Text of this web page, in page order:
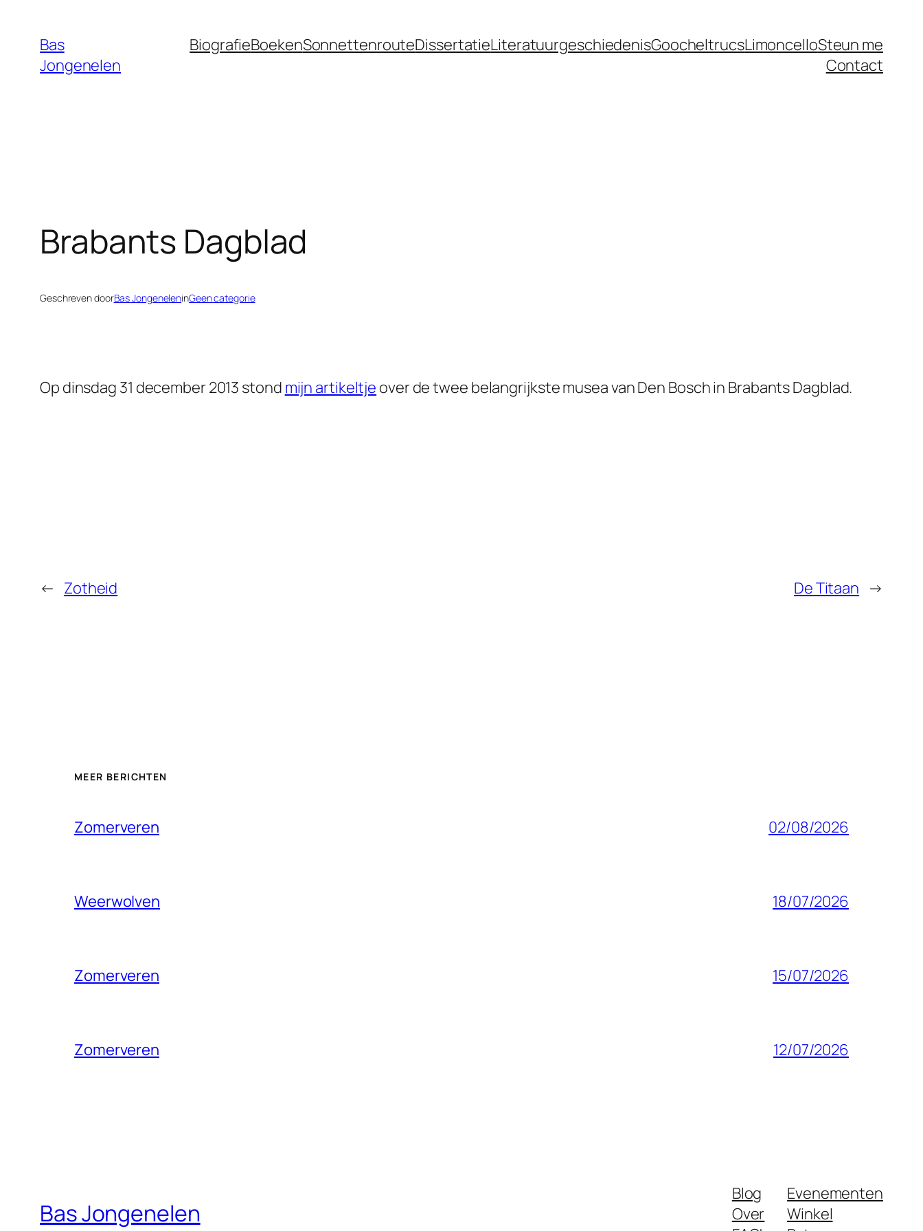
inhoud
Bas
Jongenelen
BiografieBoekenSonnettenrouteDissertatieLiteratuurgeschiedenisGoocheltrucsLimoncelloSteun me
Contact
Brabants Dagblad
Geschreven doorBas JongeneleninGeen categorie
Op dinsdag 31 december 2013 stond mijn artikeltje over de twee belangrijkste musea van Den Bosch in Brabants Dagblad.
← Zotheid De Titaan →
MEER BERICHTEN
Zomerveren 02/08/2026
Weerwolven 18/07/2026
Zomerveren 15/07/2026
Zomerveren 12/07/2026
Bas Jongenelen
Blog
Over
Evenementen
Winkel